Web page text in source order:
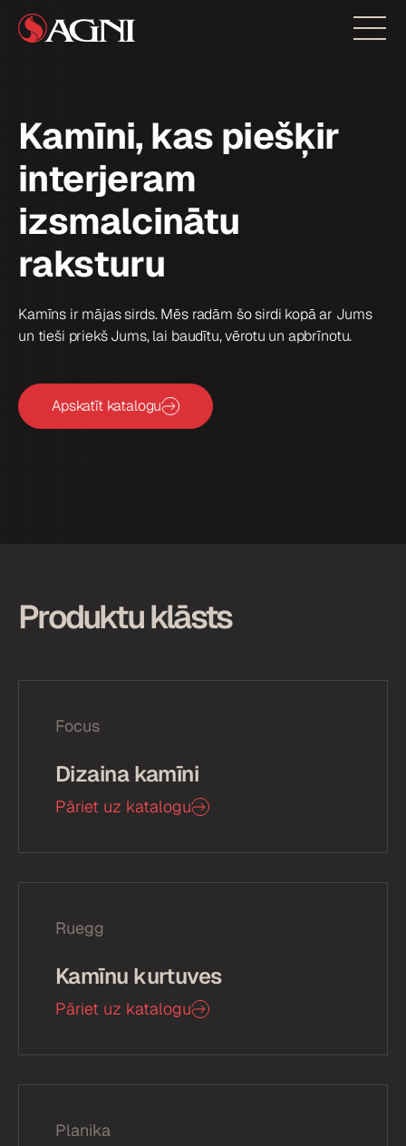
Kamīni, kas piešķir
interjeram
izsmalcinātu
raksturu
Kamīns ir mājas sirds. Mēs radām šo sirdi kopā ar Jums
un tieši priekš Jums, lai baudītu, vērotu un apbrīnotu.
Apskatīt katalogu
Produktu klāsts
Focus
Dizaina kamīni
Pāriet uz katalogu
Ruegg
Kamīnu kurtuves
Pāriet uz katalogu
Planika